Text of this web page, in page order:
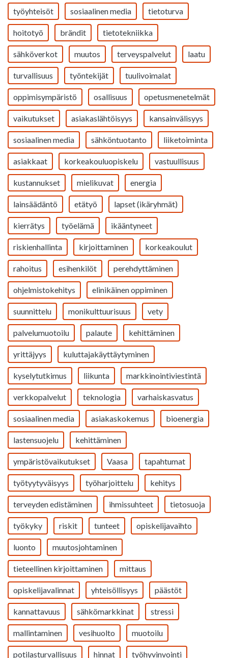
työyhteisöt sosiaalinen media tietoturva
hoitotyö brändit tietotekniikka
sähköverkot muutos terveyspalvelut laatu
turvallisuus työntekijät tuulivoimalat
oppimisympäristö osallisuus opetusmenetelmät
vaikutukset asiakaslähtöisyys kansainvälisyys
sosiaalinen media sähköntuotanto liiketoiminta
asiakkaat korkeakouluopiskelu vastuullisuus
kustannukset mielikuvat energia
lainsäädäntö etätyö lapset (ikäryhmät)
kierrätys työelämä ikääntyneet
riskienhallinta kirjoittaminen korkeakoulut
rahoitus esihenkilöt perehdyttäminen
ohjelmistokehitys elinikäinen oppiminen
suunnittelu monikulttuurisuus vety
palvelumuotoilu palaute kehittäminen
yrittäjyys kuluttajakäyttäytyminen
kyselytutkimus liikunta markkinointiviestintä
verkkopalvelut teknologia varhaiskasvatus
sosiaalinen media asiakaskokemus bioenergia
lastensuojelu kehittäminen
ympäristövaikutukset Vaasa tapahtumat
työtyytyväisyys työharjoittelu kehitys
terveyden edistäminen ihmissuhteet tietosuoja
työkyky riskit tunteet opiskelijavaihto
luonto muutosjohtaminen
tieteellinen kirjoittaminen mittaus
opiskelijavalinnat yhteisöllisyys päästöt
kannattavuus sähkömarkkinat stressi
mallintaminen vesihuolto muotoilu
potilasturvallisuus hinnat työhyvinvointi